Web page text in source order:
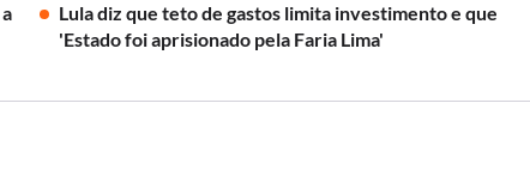
Lula diz que teto de gastos limita investimento e que
'Estado foi aprisionado pela Faria Lima'